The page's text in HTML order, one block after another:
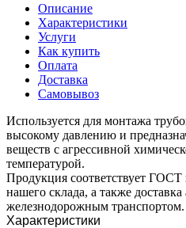
Описание
Характеристики
Услуги
Как купить
Оплата
Доставка
Самовывоз
Используется для монтажа
высокому давлению и
веществ с агрессивной
температурой.
Продукция соответствует
нашего склада, а также
железнодорожным транспортом.
Характеристики